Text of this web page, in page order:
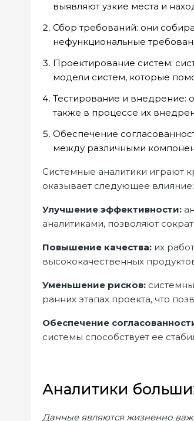
выявляют узкие места и
Сбор требований: они
нефункциональные
Проектирование систем:
модели систем, которые
Тестирование и внедрение:
также в процессе их
Обеспечение
между различными
Системные аналитики играют
оказывает следующее влияние:
Улучшение эффективности:
аналитиками, позволяют
Повышение качества: их
высококачественных
Уменьшение рисков:
ранних этапах проекта, что
Обеспечение
системы способствует ее
Аналитики
Данные являются жизненно